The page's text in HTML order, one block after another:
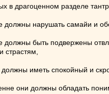
в драгоценном разделе
должны нарушать самайи и
должны быть подвержены
страстям,
должны иметь спокойный и
они должны обладать